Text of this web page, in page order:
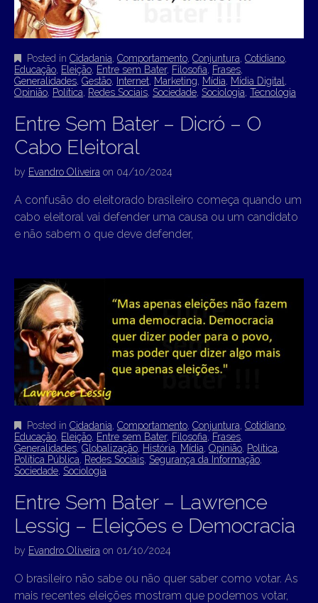
Posted in Cidadania Comportamento Conjuntura Cotidiano
Educação Eleição Entre sem Bater, Filosofia Frases
Generalidades Gestão Internet Marketing Mídia Mídia Digital
Opinião Política Redes Sociais Sociedade Sociologia Tecnologia
Entre Sem Bater – Dicró – O
Cabo Eleitoral
by Evandro Oliveira on 04/10/2024
A confusão do eleitorado brasileiro começa quando um
cabo eleitoral vai defender uma causa ou um candidato
e não sabem o que deve defender,
Posted in Cidadania Comportamento Conjuntura Cotidiano
Educação Eleição Entre sem Bater, Filosofia Frases
Generalidades Globalização História Mídia Opinião Política
Política Pública
Redes Sociais Segurança da Informação
Sociedade Sociologia
Entre Sem Bater – Lawrence
Lessig – Eleições e Democracia
by Evandro Oliveira on 01/10/2024
O brasileiro não sabe ou não quer saber como votar. As
mais recentes eleições mostram que podemos votar,